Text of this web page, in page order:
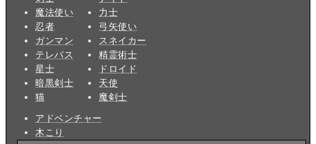
魔法使い
忍者
ガンマン
テレパス
星士
暗黒剣士
猫
力士
弓矢使い
スネイカー
精霊術士
ドロイド
天使
魔剣士
アドベンチャー
木こり